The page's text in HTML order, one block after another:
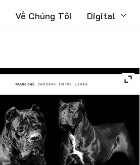
Về Chúng Tôi Digital